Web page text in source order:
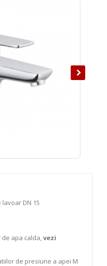
DN 15
de apa calda,vezi
de presiune a apei M